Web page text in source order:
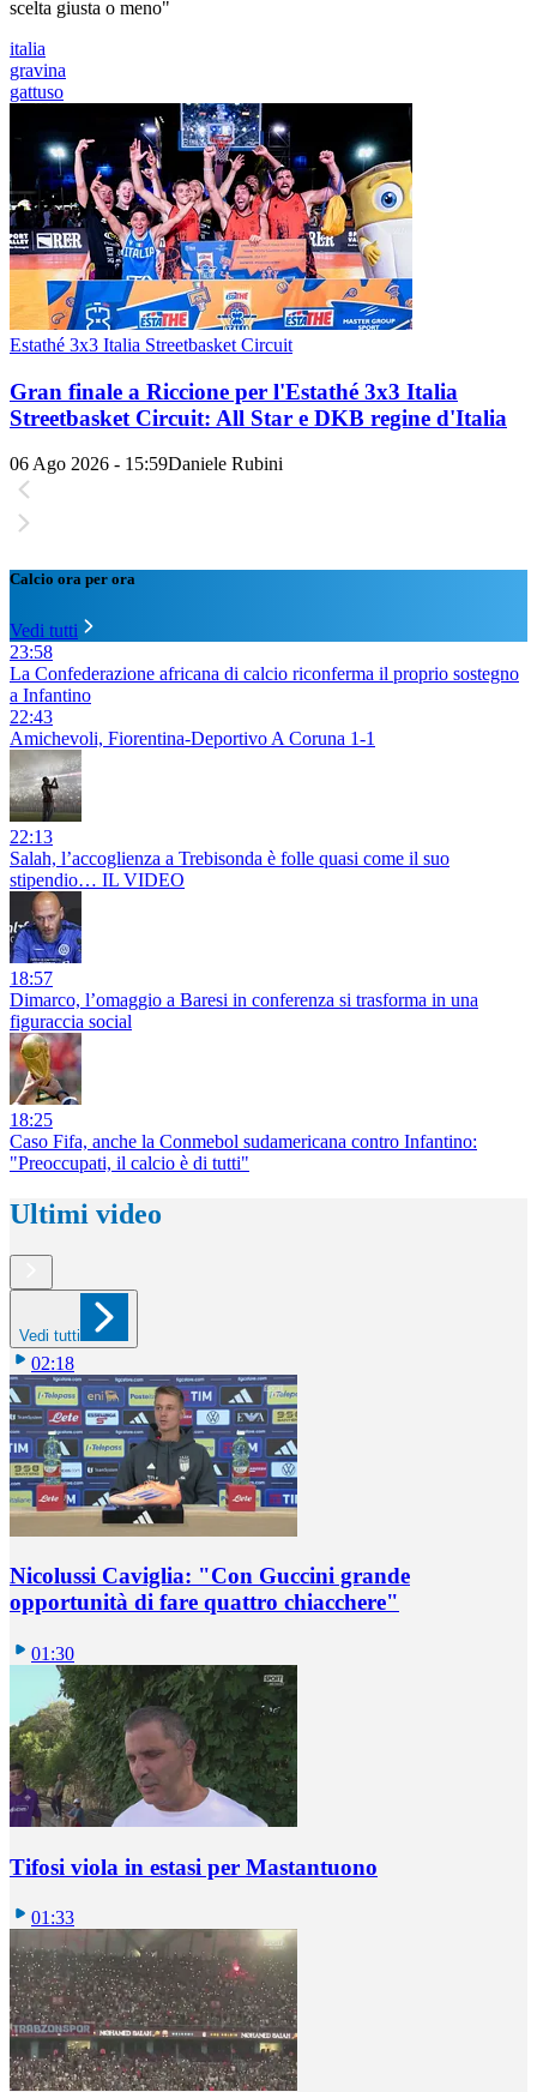
scelta giusta o meno"
italia
gravina
gattuso
Estathé 3x3 Italia Streetbasket Circuit
Gran finale a Riccione per l'Estathé 3x3 Italia
Streetbasket Circuit: All Star e DKB regine d'Italia
06 Ago 2026 - 15:59Daniele Rubini
Calcio ora per ora
Vedi tutti
23:58
La Confederazione africana di calcio riconferma il proprio sostegno
a Infantino
22:43
Amichevoli, Fiorentina-Deportivo A Coruna 1-1
22:13
Salah, l’accoglienza a Trebisonda è folle quasi come il suo
stipendio… IL VIDEO
18:57
Dimarco, l’omaggio a Baresi in conferenza si trasforma in una
figuraccia social
18:25
Caso Fifa, anche la Conmebol sudamericana contro Infantino:
"Preoccupati, il calcio è di tutti"
Ultimi video
Vedi tutti
02:18
Nicolussi Caviglia: "Con Guccini grande
opportunità di fare quattro chiacchere"
01:30
Tifosi viola in estasi per Mastantuono
01:33